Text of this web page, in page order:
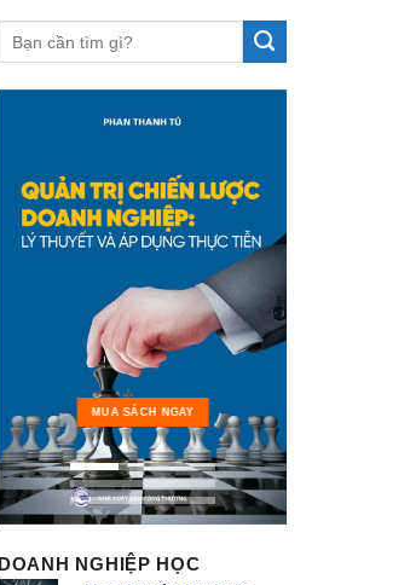
MUA SÁCH NGAY
DOANH NGHIỆP HỌC